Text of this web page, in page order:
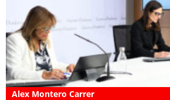
Alex Montero Carrer